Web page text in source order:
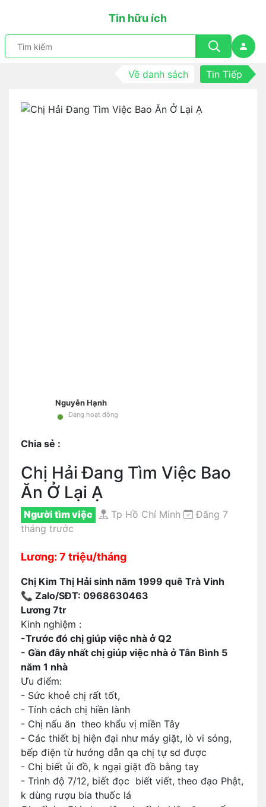
Tin hữu ích
Về danh sách Tin Tiếp
Nguyễn Hạnh
• Đang hoạt động
Chia sẻ :
Chị Hải Đang Tìm Việc Bao
Ăn Ở Lại Ạ
Người tìm việc Tp Hồ Chí Minh
Đăng 7
tháng trước
Lương: 7 triệu/tháng
Chị Kim Thị Hải sinh năm 1999 quê Trà Vinh
📞 Zalo/SĐT: 0968630463
Lương 7tr
Kinh nghiệm :
-Trước đó chị giúp việc nhà ở Q2
- Gần đây nhất chị giúp việc nhà ở Tân Bình 5
năm 1 nhà
Ưu điểm:
- Sức khoẻ chị rất tốt,
- Tính cách chị hiền lành
- Chị nấu ăn theo khẩu vị miền Tây
- Các thiết bị hiện đại như máy giặt, lò vi sóng,
bếp điện từ hướng dẫn qa chị tự sd được
- Chị biết ủi đồ, k ngại giặt đồ bằng tay
- Trình độ 7/12, biết đọc biết viết, theo đạo Phật,
k dùng rượu bia thuốc lá